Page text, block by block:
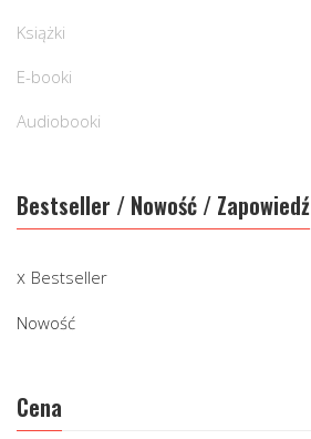
Książki
E-booki
Audiobooki
Bestseller / Nowość / Zapowiedź
Bestseller
Nowość
Cena